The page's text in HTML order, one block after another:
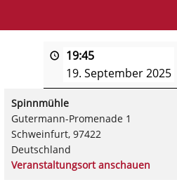
19:45
19. September 2025
Spinnmühle
Gutermann-Promenade 1
Schweinfurt, 97422
Deutschland
Veranstaltungsort anschauen